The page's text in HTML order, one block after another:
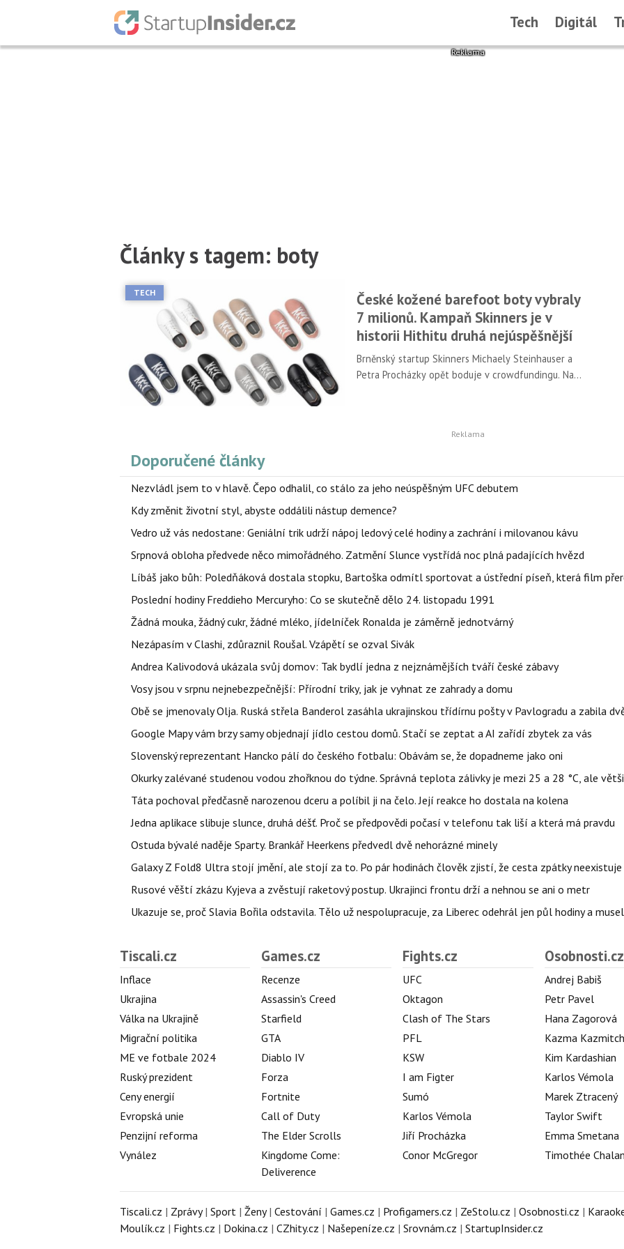
Tech Digitál
Články s tagem: boty
TECH
České kožené barefoot boty vybraly
7 milionů. Kampaň Skinners je v
historii Hithitu druhá nejúspěšnější
Brněnský startup Skinners Michaely Steinhauser a
Petra Procházky opět boduje v crowdfundingu. Na
měsíce vybrala přes 7,5 milionu korun.
Doporučené články
Nezvládl jsem to v hlavě. Čepo odhalil, co stálo za jeho neúspěšným UFC debutem
Kdy změnit životní styl, abyste oddálili nástup demence?
Vedro už vás nedostane: Geniální trik udrží nápoj ledový celé hodiny a zachrání i milovanou kávu
Srpnová obloha předvede něco mimořádného. Zatmění Slunce vystřídá noc plná padajících hvězd
Líbáš jako bůh: Poledňáková dostala stopku, Bartoška odmítl sportovat a ústřední píseň, která film
Poslední hodiny Freddieho Mercuryho: Co se skutečně dělo 24. listopadu 1991
Žádná mouka, žádný cukr, žádné mléko, jídelníček Ronalda je záměrně jednotvárný
Nezápasím v Clashi, zdůraznil Roušal. Vzápětí se ozval Sivák
Andrea Kalivodová ukázala svůj domov: Tak bydlí jedna z nejznámějších tváří české zábavy
Vosy jsou v srpnu nejnebezpečnější: Přírodní triky, jak je vyhnat ze zahrady a domu
Obě se jmenovaly Olja. Ruská střela Banderol zasáhla ukrajinskou třídírnu pošty v Pavlogradu a zabila
Google Mapy vám brzy samy objednají jídlo cestou domů. Stačí se zeptat a AI zařídí zbytek za vás
Slovenský reprezentant Hancko pálí do českého fotbalu: Obávám se, že dopadneme jako oni
Okurky zalévané studenou vodou zhořknou do týdne. Správná teplota zálivky je mezi 25 a 28 °C, ale
Táta pochoval předčasně narozenou dceru a políbil ji na čelo. Její reakce ho dostala na kolena
Jedna aplikace slibuje slunce, druhá déšť. Proč se předpovědi počasí v telefonu tak liší a která má pravdu
Ostuda bývalé naděje Sparty. Brankář Heerkens předvedl dvě nehorázné minely
Galaxy Z Fold8 Ultra stojí jmění, ale stojí za to. Po pár hodinách člověk zjistí, že cesta zpátky neexistuje
Rusové věští zkázu Kyjeva a zvěstují raketový postup. Ukrajinci frontu drží a nehnou se ani o metr
Ukazuje se, proč Slavia Bořila odstavila. Tělo už nespolupracuje, za Liberec odehrál jen půl hodiny a
Tiscali.cz
Inflace
Ukrajina
Válka na Ukrajině
Migrační politika
ME ve fotbale 2024
Ruský prezident
Ceny energií
Evropská unie
Penzijní reforma
Vynález
Games.cz
Recenze
Assassin's Creed
Starfield
GTA
Diablo IV
Forza
Fortnite
Call of Duty
The Elder Scrolls
Kingdome Come:
Deliverence
Fights.cz
UFC
Oktagon
Clash of The Stars
PFL
KSW
I am Figter
Sumó
Karlos Vémola
Jiří Procházka
Conor McGregor
Osobnosti.cz
Andrej Babiš
Petr Pavel
Hana Zagorová
Kazma Kazmitch
Kim Kardashian
Karlos Vémola
Marek Ztracený
Taylor Swift
Emma Smetana
Timothée
Tiscali.cz | Zprávy| Sport | Ženy| Cestování | Games.cz | Profigamers.cz | ZeStolu.cz | Osobnosti.cz |
Moulík.cz | Fights.cz | Dokina.cz | CZhity.cz | Našepeníze.cz | Srovnám.cz | StartupInsider.cz